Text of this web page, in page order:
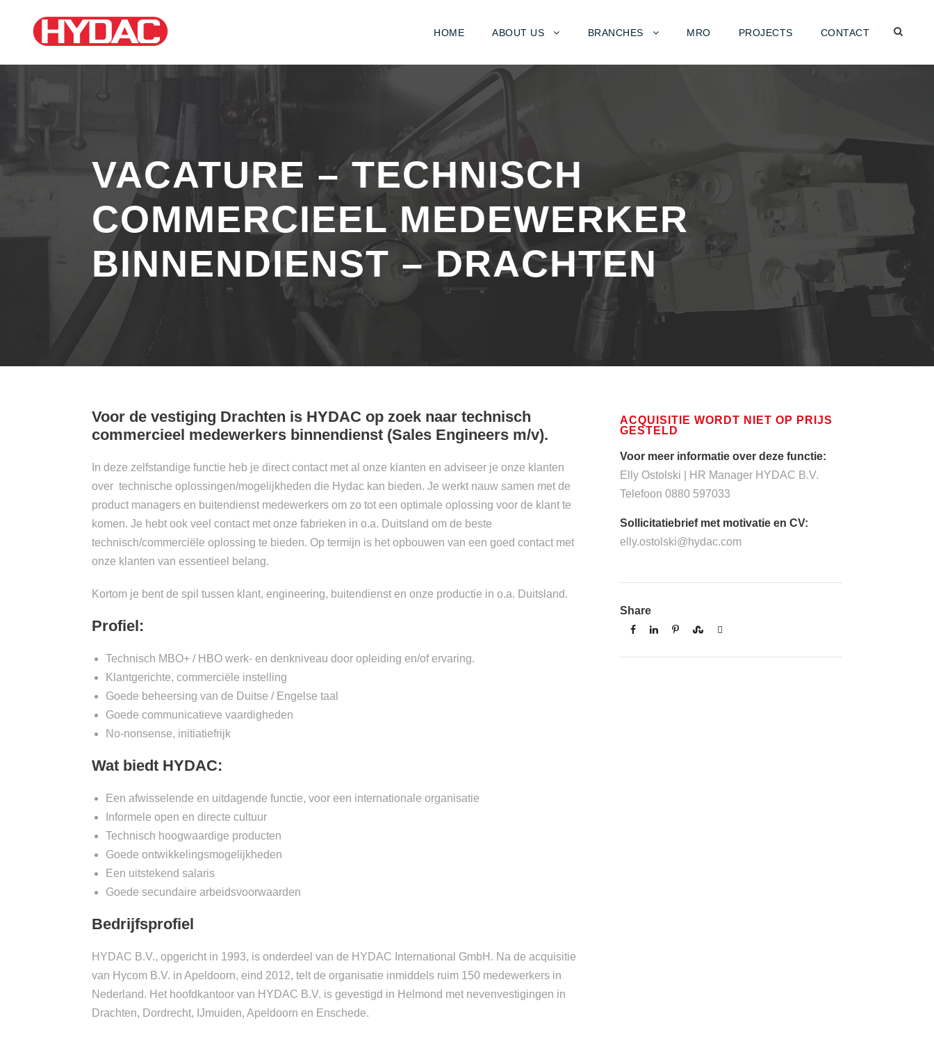
HOME ABOUT US BRANCHES MRO PROJECTS CONTACT
VACATURE – TECHNISCH
COMMERCIEEL MEDEWERKER
BINNENDIENST – DRACHTEN
Voor de vestiging Drachten is HYDAC op zoek naar technisch
commercieel medewerkers binnendienst (Sales Engineers m/v).
In deze zelfstandige functie heb je direct contact met al onze klanten en adviseer je onze klanten
over technische oplossingen/mogelijkheden die Hydac kan bieden. Je werkt nauw samen met de
product managers en buitendienst medewerkers om zo tot een optimale oplossing voor de klant te
komen. Je hebt ook veel contact met onze fabrieken in o.a. Duitsland om de beste
technisch/commerciële oplossing te bieden. Op termijn is het opbouwen van een goed contact met
onze klanten van essentieel belang.
Kortom je bent de spil tussen klant, engineering, buitendienst en onze productie in o.a. Duitsland.
Profiel:
Technisch MBO+ / HBO werk- en denkniveau door opleiding en/of ervaring.
Klantgerichte, commerciële instelling
Goede beheersing van de Duitse / Engelse taal
Goede communicatieve vaardigheden
No-nonsense, initiatiefrijk
Wat biedt HYDAC:
Een afwisselende en uitdagende functie, voor een internationale organisatie
Informele open en directe cultuur
Technisch hoogwaardige producten
Goede ontwikkelingsmogelijkheden
Een uitstekend salaris
Goede secundaire arbeidsvoorwaarden
Bedrijfsprofiel
HYDAC B.V., opgericht in 1993, is onderdeel van de HYDAC International GmbH. Na de acquisitie
van Hycom B.V. in Apeldoorn, eind 2012, telt de organisatie inmiddels ruim 150 medewerkers in
Nederland. Het hoofdkantoor van HYDAC B.V. is gevestigd in Helmond met nevenvestigingen in
Drachten, Dordrecht, IJmuiden, Apeldoorn en Enschede.
ACQUISITIE WORDT NIET OP PRIJS
GESTELD
Voor meer informatie over deze functie:
Elly Ostolski | HR Manager HYDAC B.V.
Telefoon 0880 597033
Sollicitatiebrief met motivatie en CV:
elly.ostolski@hydac.com
Share